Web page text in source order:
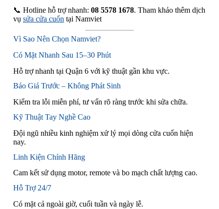
📞 Hotline hỗ trợ nhanh: 08 5578 1678. Tham khảo thêm dịch
vụ sửa cửa cuốn tại Namviet
Vì Sao Nên Chọn Namviet?
Có Mặt Nhanh Sau 15–30 Phút
Hỗ trợ nhanh tại Quận 6 với kỹ thuật gần khu vực.
Báo Giá Trước – Không Phát Sinh
Kiểm tra lỗi miễn phí, tư vấn rõ ràng trước khi sửa chữa.
Kỹ Thuật Tay Nghề Cao
Đội ngũ nhiều kinh nghiệm xử lý mọi dòng cửa cuốn hiện
nay.
Linh Kiện Chính Hãng
Cam kết sử dụng motor, remote và bo mạch chất lượng cao.
Hỗ Trợ 24/7
Có mặt cả ngoài giờ, cuối tuần và ngày lễ.